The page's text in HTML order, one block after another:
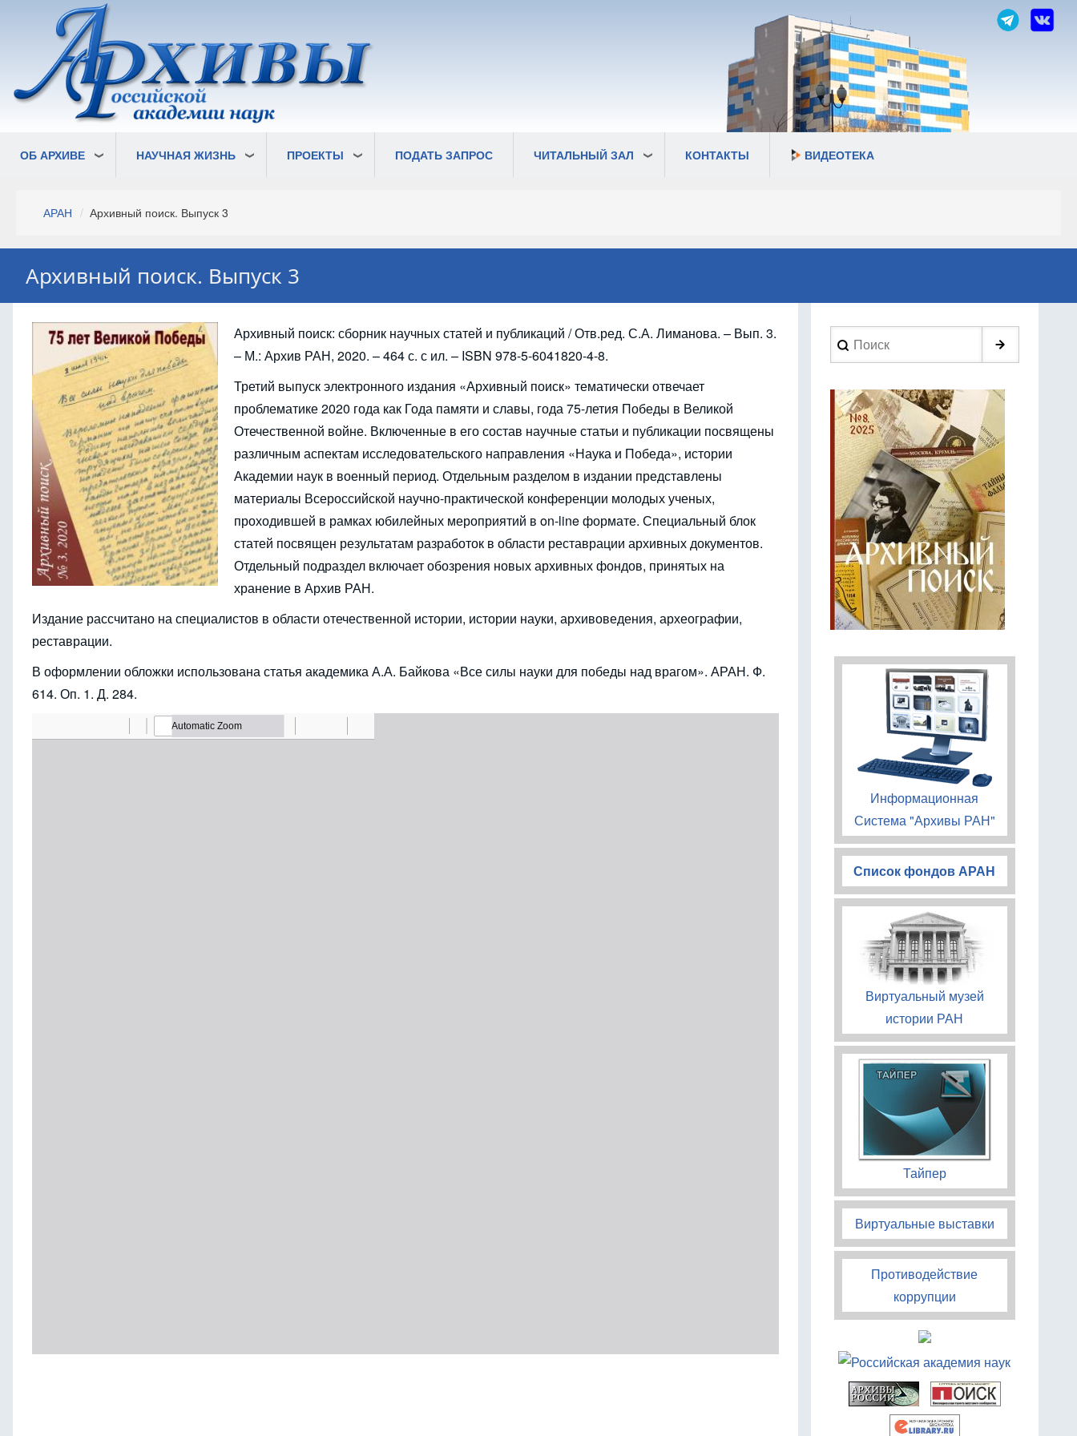
основному
содержанию
ОБ АРХИВЕ НАУЧНАЯ ЖИЗНЬ ПРОЕКТЫ ПОДАТЬ ЗАПРОС ЧИТАЛЬНЫЙ ЗАЛ КОНТАКТЫ ВИДЕОТЕКА
Строка
АРАН Архивный поиск. Выпуск 3
Архивный поиск. Выпуск 3
Архивный поиск: сборник научных статей и публикаций / Отв.ред. С.А. Лиманова. – Вып. 3.
– М.: Архив РАН, 2020. – 464 с. с ил. – ISBN 978-5-6041820-4-8.
Третий выпуск электронного издания «Архивный поиск» тематически отвечает
проблематике 2020 года как Года памяти и славы, года 75-летия Победы в Великой
Отечественной войне. Включенные в его состав научные статьи и публикации посвящены
различным аспектам исследовательского направления «Наука и Победа», истории
Академии наук в военный период. Отдельным разделом в издании представлены
материалы Всероссийской научно-практической конференции молодых ученых,
проходившей в рамках юбилейных мероприятий в on-line формате. Специальный блок
статей посвящен результатам разработок в области реставрации архивных документов.
Отдельный подраздел включает обозрения новых архивных фондов, принятых на
хранение в Архив РАН.
Издание рассчитано на специалистов в области отечественной истории, истории науки, архивоведения, археографии,
реставрации.
В оформлении обложки использована статья академика А.А. Байкова «Все силы науки для победы над врагом». АРАН. Ф.
614. Оп. 1. Д. 284.
Search
Информационная
Система "Архивы РАН"
Список фондов АРАН
Виртуальный музей
истории РАН
Тайпер
Виртуальные выставки
Противодействие
коррупции